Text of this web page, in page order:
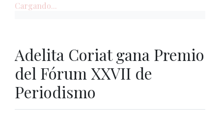
Cargando...
Adelita Coriat gana Premio
del Fórum XXVII de
Periodismo